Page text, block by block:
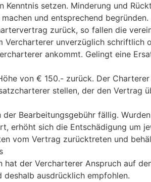
Kenntnis setzen. Minderung und
und entsprechend begründen.
zurück, so fallen die
Vercharterer unverzüglich
ankommt. Gelingt eine
von € 150.- zurück. Der
stellen, der den Vertrag
Bearbeitungsgebühr fällig.
erhöht sich die Entschädigung um
vom Vertrag zurücktreten und
hat der Vercharterer Anspruch auf
ausdrücklich empfohlen.